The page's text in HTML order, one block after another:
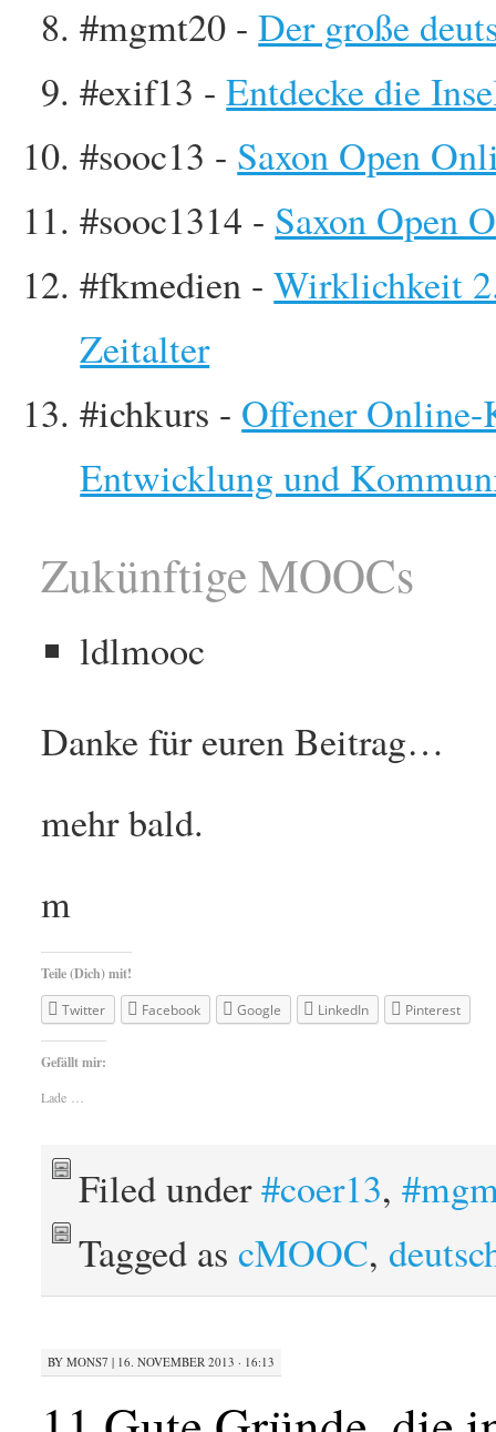
#mgmt20 -Der große
#exif13 -Entdecke die
#sooc13 - Saxon Open
#sooc1314 - Saxon Open
#fkmedien -Wirklichkeit
Zeitalter
#ichkurs - Offener Online-
Entwicklung und
Zukünftige MOOCs
ldlmooc
Danke für euren Beitrag…
mehr bald.
m
Teile (Dich) mit!
Twitter
Facebook Google LinkedIn Pinterest
Gefällt mir:
Lade …
Filed under#coer13,
Tagged ascMOOC,
BY MONS7 | 16. NOVEMBER 2013 · 16:13